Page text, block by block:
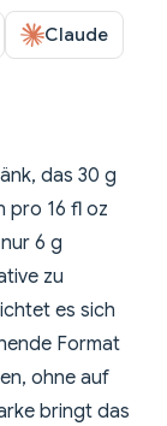
Claude
das 30 g
pro 16 fl oz
6 g
zu
es sich
Format
ohne auf
bringt das